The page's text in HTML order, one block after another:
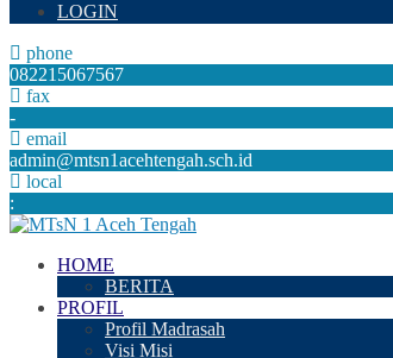
LOGIN
phone
082215067567
fax
-
email
admin@mtsn1acehtengah.sch.id
local
:
HOME
BERITA
PROFIL
Profil Madrasah
Visi Misi